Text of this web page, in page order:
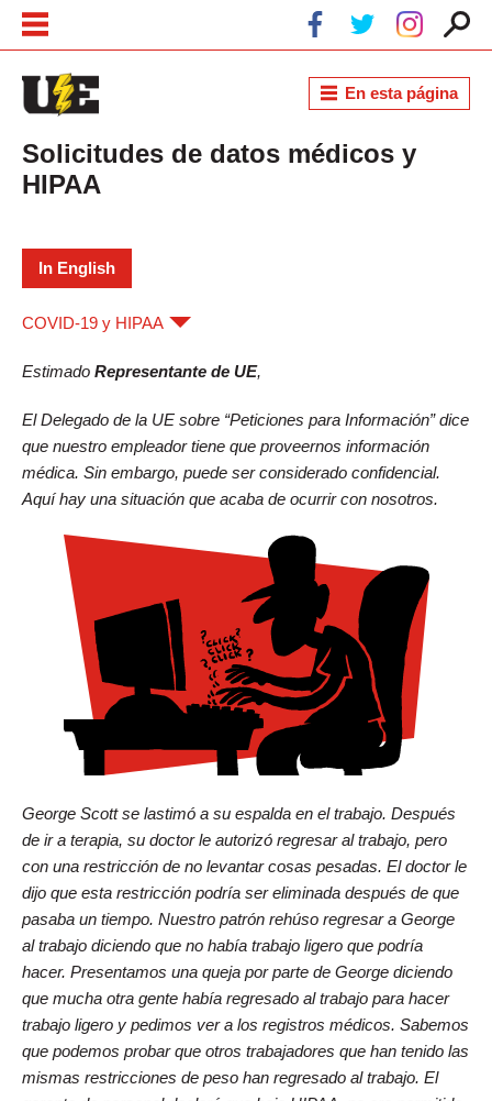
Solicitudes de datos médicos y
HIPAA
En esta página
In English
COVID-19 y HIPAA
Estimado Representante de UE,
El Delegado de la UE sobre “Peticiones para Información” dice
que nuestro empleador tiene que proveernos información
médica. Sin embargo, puede ser considerado confidencial.
Aquí hay una situación que acaba de ocurrir con nosotros.
George Scott se lastimó a su espalda en el trabajo. Después
de ir a terapia, su doctor le autorizó regresar al trabajo, pero
con una restricción de no levantar cosas pesadas. El doctor le
dijo que esta restricción podría ser eliminada después de que
pasaba un tiempo. Nuestro patrón rehúso regresar a George
al trabajo diciendo que no había trabajo ligero que podría
hacer. Presentamos una queja por parte de George diciendo
que mucha otra gente había regresado al trabajo para hacer
trabajo ligero y pedimos ver a los registros médicos. Sabemos
que podemos probar que otros trabajadores que han tenido las
mismas restricciones de peso han regresado al trabajo. El